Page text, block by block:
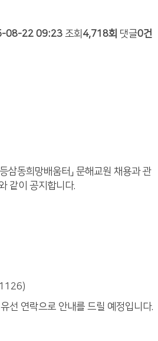
08-22 09:23 조회 4,718회 댓글0건
삼동희망배움터」 문해교원 채용과 관
같이 공지합니다.
선 연락으로 안내를 드릴 예정입니다.